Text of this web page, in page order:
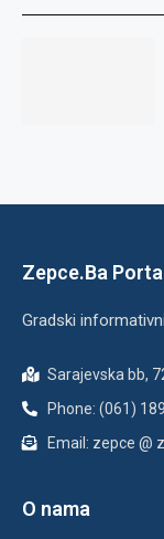
Zepce.Ba Portal
Gradski
Sarajevska bb,
Phone: (061)
Email: zepce @
O nama